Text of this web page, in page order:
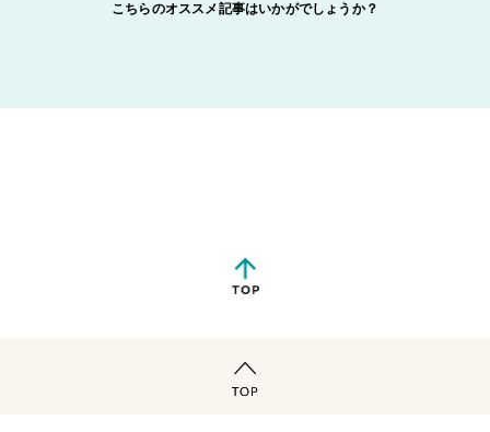
こちらのオススメ記事はいかがでしょうか？